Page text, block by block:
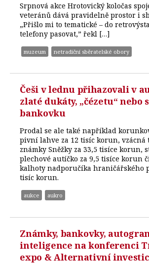
Srpnová akce Hrotovický koločas
veteránů dává pravidelně prostor i
„Přišlo mi to tematické – do
telefony pasovat,” řekl […]
muzeum netradiční sběratelské obory
Češi v lednu přihazovali v
zlaté dukáty, „čézetu“ nebo
bankovku
Prodal se ale také například
pivní lahve za 12 tisíc korun, vzácná
známky Sněžky za 33,5 tisíce korun,
plechové autíčko za 9,5 tisíce korun
kalhoty nadporučíka hraničářského
tisíc korun.
aukce aukro
Známky, bankovky,
inteligence na konferenci
expo & Alternativní